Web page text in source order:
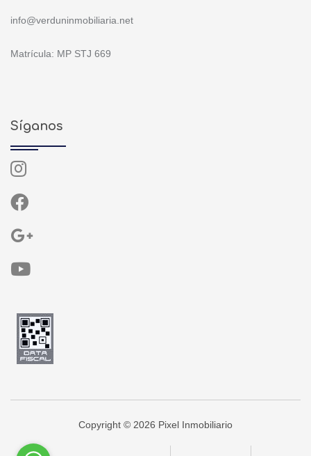
info@verduninmobiliaria.net
Matrícula: MP STJ 669
Síganos
Copyright © 2026 Pixel Inmobiliario